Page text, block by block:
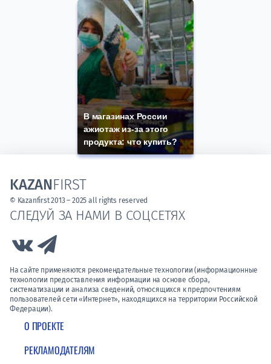
В магазинах России
ажиотаж из-за этого
продукта: что купить?
О ПРОЕКТЕ
РЕКЛАМОДАТЕЛЯМ
СЛЕДУЙ ЗА НАМИ В СОЦСЕТЯХ
Link to Vk
На сайте применяются рекомендательные технологии (информационные
технологии предоставления информации на основе сбора,
систематизации и анализа сведений, относящихся к предпочтениям
пользователей сети «Интернет», находящихся на территории Российской
Федерации).
KAZANFIRST
© Kazanfirst 2013 – 2025 all rights reserved